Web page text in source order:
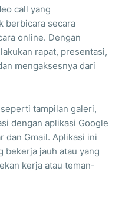
call yang
berbicara secara
online. Dengan
rapat, presentasi,
mengaksesnya dari
tampilan galeri,
dengan aplikasi Google
dan Gmail. Aplikasi ini
bekerja jauh atau yang
kerja atau teman-